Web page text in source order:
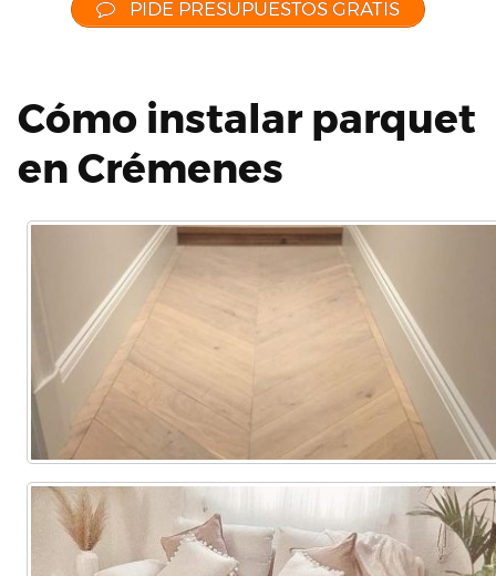
PIDE PRESUPUESTOS GRATIS
Cómo instalar parquet
en Crémenes